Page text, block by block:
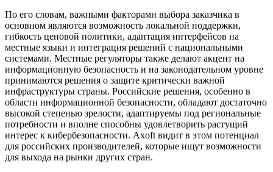
По его словам, важными факторами выбора заказчика в
основном являются возможность локальной поддержки,
гибкость ценовой политики, адаптация интерфейсов на
местные языки и интеграция решений с национальными
системами. Местные регуляторы также делают акцент на
информационную безопасность и на законодательном уровне
принимаются решения о защите критически важной
инфраструктуры страны. Российские решения, особенно в
области информационной безопасности, обладают достаточно
высокой степенью зрелости, адаптируемы под региональные
потребности и вполне способны удовлетворить растущий
интерес к кибербезопасности. Axoft видит в этом потенциал
для российских производителей, которые ищут возможности
для выхода на рынки других стран.